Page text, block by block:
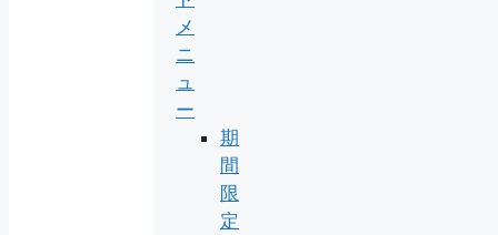
メ
ニ
ュ
ー
期
間
限
定